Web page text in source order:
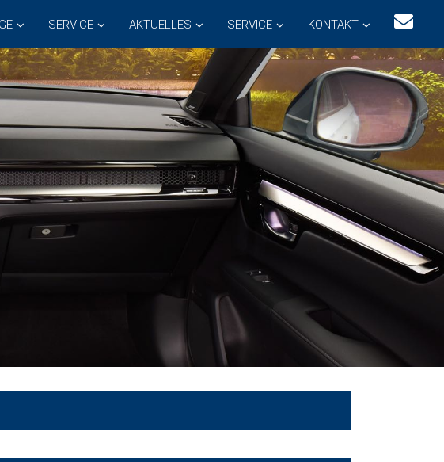
SERVICE AKTUELLES SERVICE KONTAKT